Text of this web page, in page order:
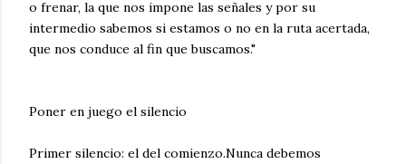
o frenar, la que nos impone las señales y por su
intermedio sabemos si estamos o no en la ruta acertada,
que nos conduce al fin que buscamos."
Poner en juego el silencio
Primer silencio: el del comienzo.Nunca debemos